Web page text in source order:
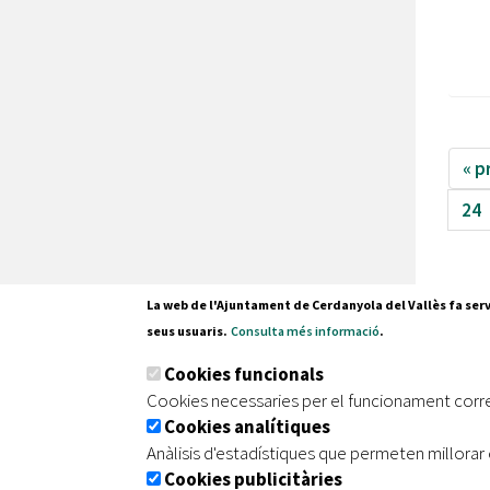
«
24
Tel.
La web de l'Ajuntament de Cerdanyola del Vallès fa
seus usuaris. Consulta més informació.
Cookies funcionals
Cookies necessaries per el funcionament
Cookies analítiques
Anàlisis d'estadístiques que permeten
Cookies publicitàries